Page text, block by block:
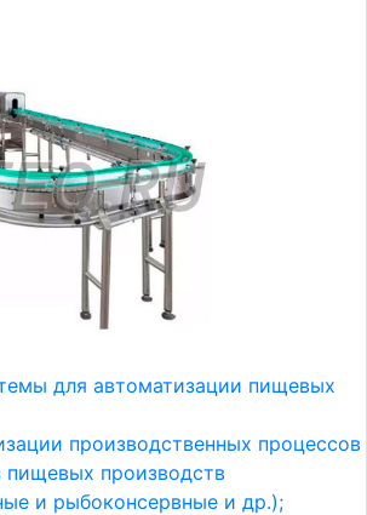
для автоматизации пищевых
производственных процессов
производств
и рыбоконсервные и др.);